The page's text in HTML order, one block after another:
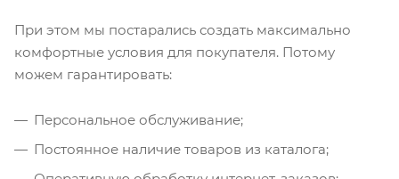
При этом мы постарались создать максимально
комфортные условия для покупателя. Потому
можем гарантировать:
Персональное обслуживание;
Постоянное наличие товаров из каталога;